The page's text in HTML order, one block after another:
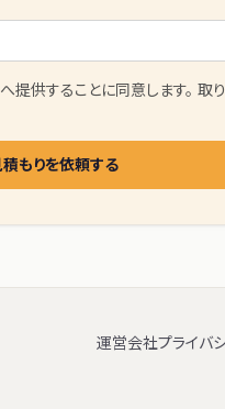
提供することに同意します。 取
もりを依頼する
運営会社プライバ